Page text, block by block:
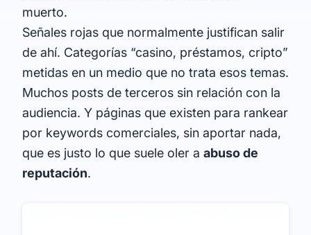
muerto.
Señales rojas que normalmente justifican salir
de ahí. Categorías “casino, préstamos, cripto”
metidas en un medio que no trata esos temas.
Muchos posts de terceros sin relación con la
audiencia. Y páginas que existen para rankear
por keywords comerciales, sin aportar nada,
que es justo lo que suele oler a abuso de
reputación.